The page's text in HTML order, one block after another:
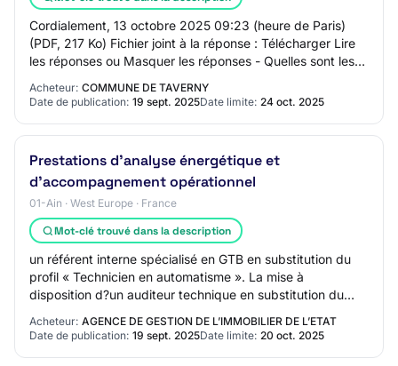
Cordialement, 13 octobre 2025 09:23 (heure de Paris)
(PDF, 217 Ko) Fichier joint à la réponse : Télécharger Lire
les réponses ou Masquer les réponses - Quelles sont les
Acheteur: COMMUNE DE TAVERNY
Date de publication: 19 sept. 2025Date limite: 24 oct. 2025
Prestations d'analyse énergétique et
d'accompagnement opérationnel
01-Ain · West Europe · France
Mot-clé trouvé dans la description
un référent interne spécialisé en GTB en substitution du
profil « Technicien en automatisme ». La mise à
disposition d?un auditeur technique en substitution du
Acheteur: AGENCE DE GESTION DE L’IMMOBILIER DE L’ETAT
Date de publication: 19 sept. 2025Date limite: 20 oct. 2025